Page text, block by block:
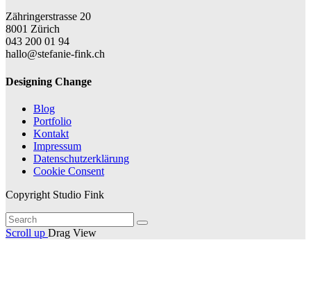
Zähringerstrasse 20
8001 Zürich
043 200 01 94
hallo@stefanie-fink.ch
Designing Change
Blog
Portfolio
Kontakt
Impressum
Datenschutzerklärung
Cookie Consent
Copyright Studio Fink
Scroll up Drag View